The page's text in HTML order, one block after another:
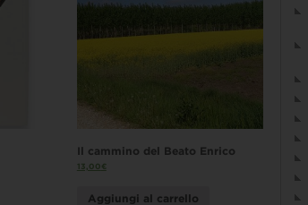
Il cammino del Beato Enrico
13,00€
Aggiungi al carrello